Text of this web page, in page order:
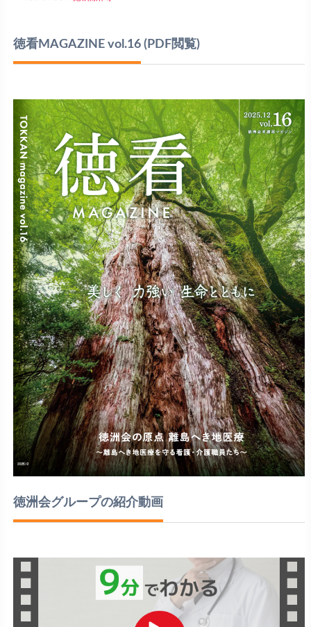
徳看MAGAZINE vol.16(PDF閲覧)
徳洲会グループの紹介動画